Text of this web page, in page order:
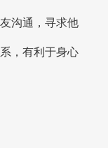
沟通，寻求他
，有利于身心